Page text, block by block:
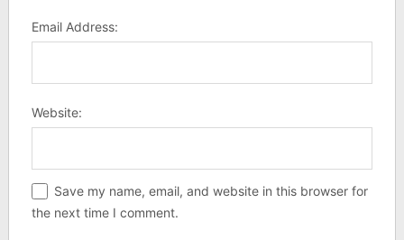
Email Address:
Website:
Save my name, email, and website in this browser for
the next time I comment.